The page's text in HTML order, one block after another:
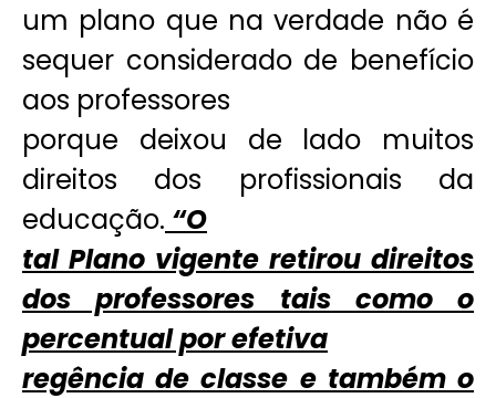
um plano que na verdade não é
sequer considerado de benefício
aos professores
porque deixou de lado muitos
direitos dos profissionais da
educação. “O
tal Plano vigente retirou direitos
dos professores tais como o
percentual por efetiva
regência de classe e também o